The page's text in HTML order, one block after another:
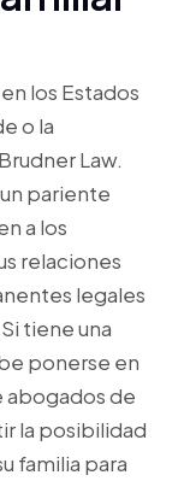
los Estados
o la
Law.
pariente
a los
relaciones
legales
tiene una
ponerse en
de
la posibilidad
familia para